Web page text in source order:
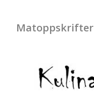
Matoppskrifter